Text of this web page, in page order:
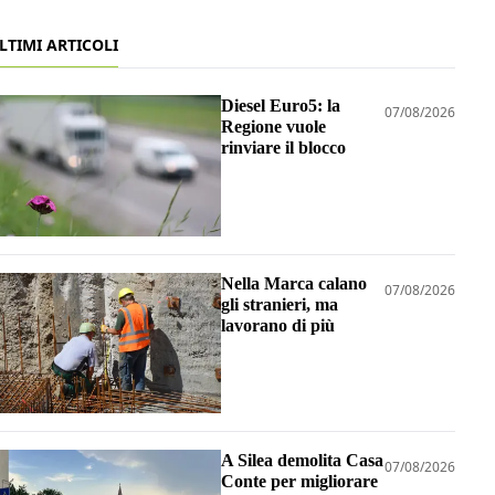
ARTICOLI
Diesel Euro5: la
Regione vuole
rinviare il blocco
07/08/2026
Nella Marca calano
gli stranieri, ma
lavorano di più
07/08/2026
A Silea demolita Casa
Conte per migliorare
07/08/2026